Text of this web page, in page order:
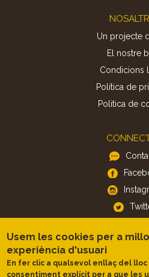
Un projecte
El nostre
Condicions
Política de
Politica de
APP
iOS
Usem les cookies per a
experiència d'usuari
En fer clic a qualsevol enllaç del
consentiment explícit per a que les